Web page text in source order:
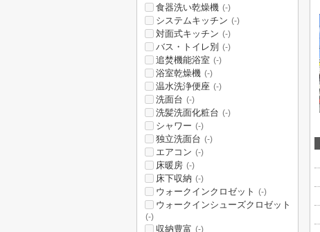
食器洗い乾燥機 (-)
システムキッチン (-)
対面式キッチン (-)
バス・トイレ別 (-)
追焚機能浴室 (-)
浴室乾燥機 (-)
温水洗浄便座 (-)
洗面台 (-)
洗髪洗面化粧台 (-)
シャワー (-)
独立洗面台 (-)
エアコン (-)
床暖房 (-)
床下収納 (-)
ウォークインクロゼット (-)
ウォークインシューズクロゼット
(-)
収納豊富 (-)